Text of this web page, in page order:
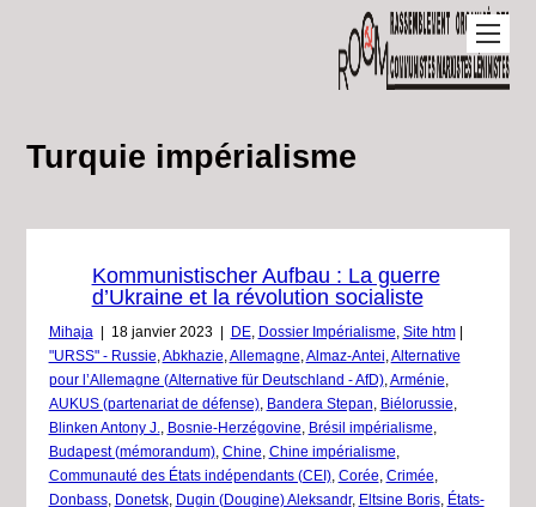
Turquie impérialisme
Kommunistischer Aufbau : La guerre
d’Ukraine et la révolution socialiste
Mihaja 18 janvier 2023 DE, Dossier Impérialisme Site htm
"URSS" - Russie Abkhazie Allemagne Almaz-Antei Alternative
pour l’Allemagne (Alternative für Deutschland - AfD), Arménie
AUKUS (partenariat de défense), Bandera Stepan Biélorussie
Blinken Antony J.
Bosnie-Herzégovine Brésil impérialisme
Budapest (mémorandum), Chine Chine impérialisme
Communauté des États indépendants (CEI), Corée Crimée
Donbass, Donetsk, Dugin (Dougine) Aleksandr, Eltsine Boris,
États-